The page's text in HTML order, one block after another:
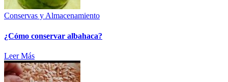
Conservas y Almacenamiento
¿Cómo conservar albahaca?
Leer Más